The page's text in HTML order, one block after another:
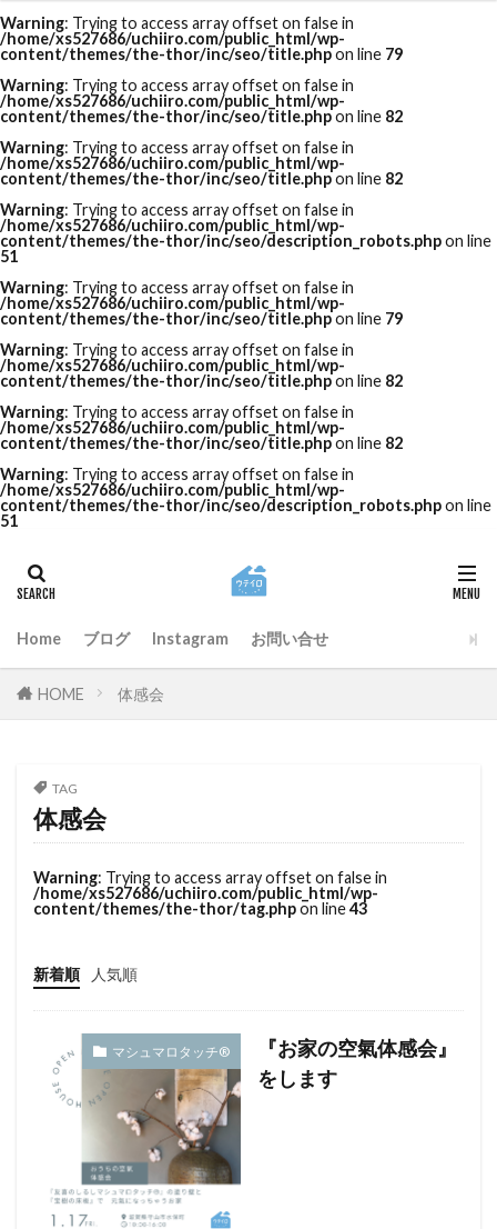
Warning: Trying to access array offset on false in
/home/xs527686/uchiiro.com/public_html/wp-
content/themes/the-thor/inc/seo/title.phpon line 79
Warning: Trying to access array offset on false in
/home/xs527686/uchiiro.com/public_html/wp-
content/themes/the-thor/inc/seo/title.phpon line 82
Warning: Trying to access array offset on false in
/home/xs527686/uchiiro.com/public_html/wp-
content/themes/the-thor/inc/seo/title.phpon line 82
Warning: Trying to access array offset on false in
/home/xs527686/uchiiro.com/public_html/wp-
content/themes/the-thor/inc/seo/description_robots.phpon line
51
Warning: Trying to access array offset on false in
/home/xs527686/uchiiro.com/public_html/wp-
content/themes/the-thor/inc/seo/title.phpon line 79
Warning: Trying to access array offset on false in
/home/xs527686/uchiiro.com/public_html/wp-
content/themes/the-thor/inc/seo/title.phpon line 82
Warning: Trying to access array offset on false in
/home/xs527686/uchiiro.com/public_html/wp-
content/themes/the-thor/inc/seo/title.phpon line 82
Warning: Trying to access array offset on false in
/home/xs527686/uchiiro.com/public_html/wp-
content/themes/the-thor/inc/seo/description_robots.phpon line
51
Home ブログ Instagram お問い合せ
HOME 体感会
TAG
体感会
Warning: Trying to access array offset on false in
/home/xs527686/uchiiro.com/public_html/wp-
content/themes/the-thor/tag.phpon line43
新着順 人気順
マシュマロタッチ®︎
『お家の空氣体感会』
をします